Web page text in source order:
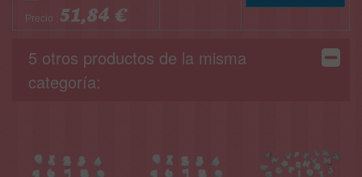
Precio : 51,84 €
5 otros productos de la misma
categoría: